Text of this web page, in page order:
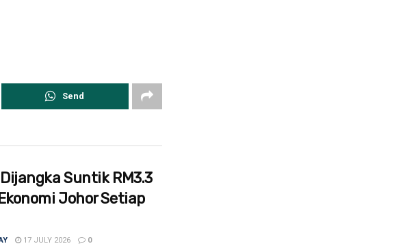
Send
Suntik RM3.3
Johor Setiap
17 JULY 2026 0